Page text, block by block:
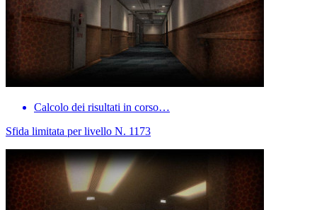
Calcolo dei risultati in corso…
Sfida limitata per livello N. 1173